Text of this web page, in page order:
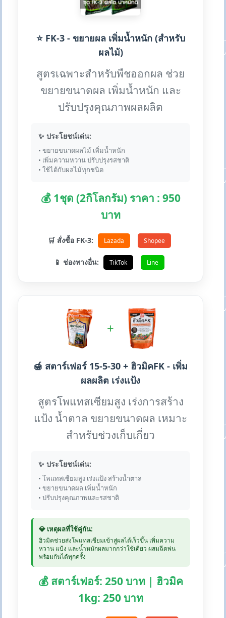
⭐ FK-3 - ขยายผล เพิ่มน้ำหนัก (สำหรับ
ผลไม้)
สูตรเฉพาะสำหรับพืชออกผล ช่วย
ขยายขนาดผล เพิ่มน้ำหนัก และ
ปรับปรุงคุณภาพผลผลิต
✨ ประโยชน์เด่น:
• ขยายขนาดผลไม้ เพิ่มน้ำหนัก
• เพิ่มความหวาน ปรับปรุงรสชาติ
• ใช้ได้กับผลไม้ทุกชนิด
💰 1ชุด (2กิโลกรัม) ราคา : 950
บาท
🛒 สั่งซื้อ FK-3: Lazada Shopee
📱 ช่องทางอื่น: TikTok Line
+
🍯 สตาร์เฟอร์ 15-5-30 + ฮิวมิคFK - เพิ่ม
ผลผลิต เร่งแป้ง
สูตรโพแทสเซียมสูง เร่งการสร้าง
แป้ง น้ำตาล ขยายขนาดผล เหมาะ
สำหรับช่วงเก็บเกี่ยว
✨ ประโยชน์เด่น:
• โพแทสเซียมสูง เร่งแป้ง สร้างน้ำตาล
• ขยายขนาดผล เพิ่มน้ำหนัก
• ปรับปรุงคุณภาพและรสชาติ
💎 เหตุผลที่ใช้คู่กัน:
ฮิวมิคช่วยส่งโพแทสเซียมเข้าสู่ผลได้เร็วขึ้น เพิ่มความ
หวาน แป้ง และน้ำหนักผลมากกว่าใช้เดี่ยว ผสมฉีดพ่น
พร้อมกันได้ทุกครั้ง
💰 สตาร์เฟอร์: 250 บาท | ฮิวมิค
1kg: 250 บาท